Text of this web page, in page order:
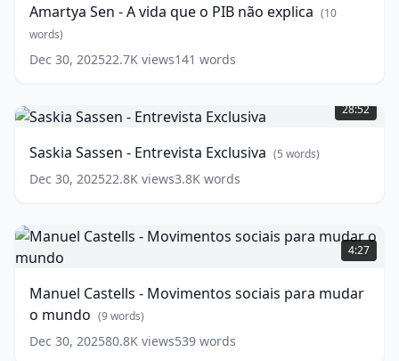
vida
que
o
PIB
explica
words)
Amartya Sen - A vida que o PIB não explica (10
words)
Dec 30, 202522.7K views141 words
Sassen
-
Exclusiva (5
words)
28:52
Saskia Sassen - Entrevista Exclusiva (5 words)
Dec 30, 202522.8K views3.8K words
Manuel
Castells
-
sociais
para
mudar
o
4:27
Manuel Castells - Movimentos sociais para mudar
o mundo (9words)
Dec 30, 202580.8K views539 words